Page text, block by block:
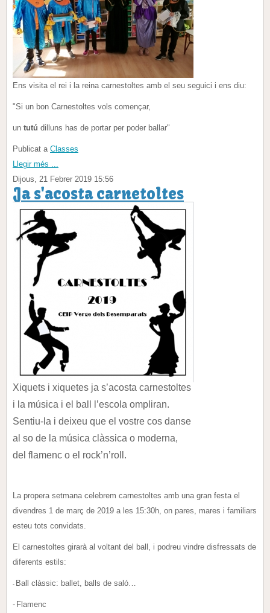
Ens visita el rei i la reina carnestoltes amb el seu seguici i ens diu:
"Si un bon Carnestoltes vols començar,
un tutú dilluns has de portar per poder ballar"
Publicat a Classes
Llegir més ...
Dijous, 21 Febrer 2019 15:56
Ja s'acosta carnetoltes
Xiquets i xiquetes ja s’acosta carnestoltes
i la música i el ball l’escola ompliran.
Sentiu-la i deixeu que el vostre cos danse
al so de la música clàssica o moderna,
del flamenc o el rock’n’roll.
La propera setmana celebrem carnestoltes amb una gran festa el
divendres 1 de març de 2019 a les 15:30h, on pares, mares i familiars
esteu tots convidats.
El carnestoltes girarà al voltant del ball, i podreu vindre disfressats de
diferents estils:
- Ball clàssic: ballet, balls de saló…
- Flamenc